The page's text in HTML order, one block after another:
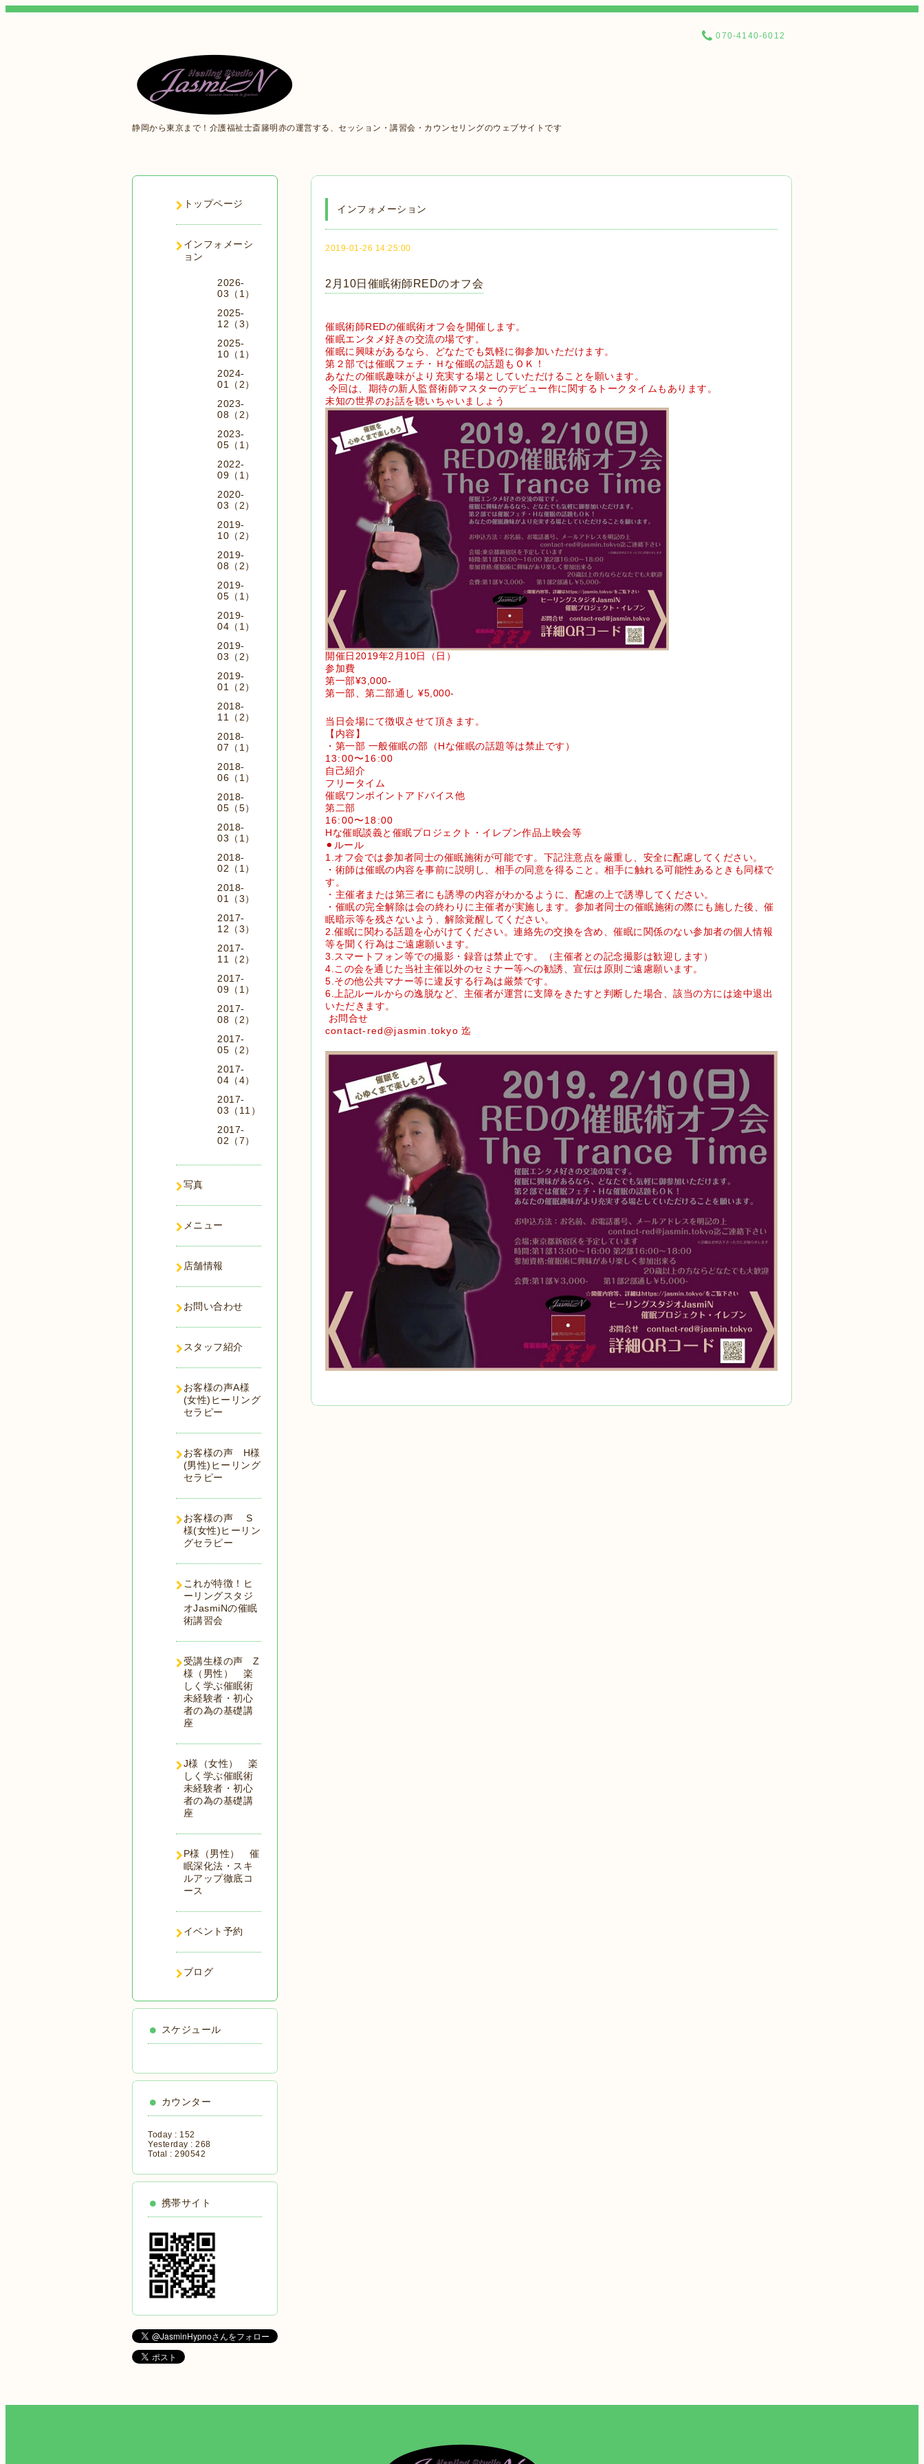
静岡から東京まで！介護福祉士斎籐明赤の運営する、セッション・講習会・カウンセリングのウェブサイトです
070-4140-6012
インフォメーション
2019-01-26 14:25:00
2月10日催眠術師REDのオフ会
催眠術師REDの催眠術オフ会を開催します。
催眠エンタメ好きの交流の場です。
催眠に興味があるなら、どなたでも気軽に御参加いただけます。
第２部では催眠フェチ・Ｈな催眠の話題もＯＫ！
あなたの催眠趣味がより充実する場としていただけることを願います。
今回は、期待の新人監督術師マスターのデビュー作に関するトークタイムもあります。
未知の世界のお話を聴いちゃいましょう
開催日2019年2月10日（日）
参加費
第一部¥3,000-
第一部、第二部通し ¥5,000-
当日会場にて徴収させて頂きます。
【内容】
・第一部 一般催眠の部（Hな催眠の話題等は禁止です）
13:00〜16:00
自己紹介
フリータイム
催眠ワンポイントアドバイス他
第二部
16:00〜18:00
Hな催眠談義と催眠プロジェクト・イレブン作品上映会等
⚫︎ルール
1.オフ会では参加者同士の催眠施術が可能です。下記注意点を厳重し、安全に配慮してください。
・術師は催眠の内容を事前に説明し、相手の同意を得ること。相手に触れる可能性あるときも同様で
す。
・主催者または第三者にも誘導の内容がわかるように、配慮の上で誘導してください。
・催眠の完全解除は会の終わりに主催者が実施します。参加者同士の催眠施術の際にも施した後、催
眠暗示等を残さないよう、解除覚醒してください。
2.催眠に関わる話題を心がけてください。連絡先の交換を含め、催眠に関係のない参加者の個人情報
等を聞く行為はご遠慮願います。
3.スマートフォン等での撮影・録音は禁止です。（主催者との記念撮影は歓迎します）
4.この会を通じた当社主催以外のセミナー等への勧誘、宣伝は原則ご遠慮願います。
5.その他公共マナー等に違反する行為は厳禁です。
6.上記ルールからの逸脱など、主催者が運営に支障をきたすと判断した場合、該当の方には途中退出
いただきます。
お問合せ
contact-red@jasmin.tokyo 迄
トップページ
インフォメーシ
ョン
2026-
03（1）
2025-
12（3）
2025-
10（1）
2024-
01（2）
2023-
08（2）
2023-
05（1）
2022-
09（1）
2020-
03（2）
2019-
10（2）
2019-
08（2）
2019-
05（1）
2019-
04（1）
2019-
03（2）
2019-
01（2）
2018-
11（2）
2018-
07（1）
2018-
06（1）
2018-
05（5）
2018-
03（1）
2018-
02（1）
2018-
01（3）
2017-
12（3）
2017-
11（2）
2017-
09（1）
2017-
08（2）
2017-
05（2）
2017-
04（4）
2017-
03（11）
2017-
02（7）
写真
メニュー
店舗情報
お問い合わせ
スタッフ紹介
お客様の声A様
(女性)ヒーリング
セラピー
お客様の声 H様
(男性)ヒーリング
セラピー
お客様の声 S
様(女性)ヒーリン
グセラピー
これが特徴！ヒ
ーリングスタジ
オJasmiNの催眠
術講習会
受講生様の声 Z
様（男性） 楽
しく学ぶ催眠術
未経験者・初心
者の為の基礎講
座
J様（女性） 楽
しく学ぶ催眠術
未経験者・初心
者の為の基礎講
座
P様（男性） 催
眠深化法・スキ
ルアップ徹底コ
ース
イベント予約
ブログ
スケジュール
カウンター
Today : 152
Yesterday : 268
Total : 290542
携帯サイト